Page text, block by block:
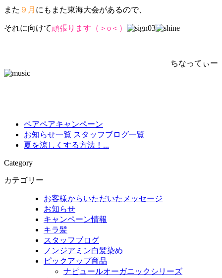
また ９月 にもまた東海大会があるので、
それに向けて頑張ります（＞o＜）
ちなってぃー
ペアペアキャンペーン
お知らせ一覧 スタッフブログ一覧
夏を涼しくする方法！...
Category
カテゴリー
お客様からいただいたメッセージ
お知らせ
キャンペーン情報
キラ髪
スタッフブログ
ノンジアミン白髪染め
ピックアップ商品
ナピュールオーガニックシリーズ